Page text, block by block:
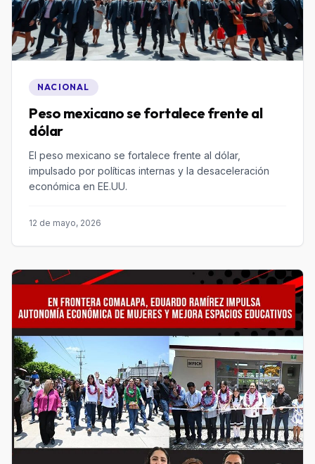
NACIONAL
Peso mexicano se fortalece frente al
dólar
El peso mexicano se fortalece frente al dólar,
impulsado por políticas internas y la desaceleración
económica en EE.UU.
12 de mayo, 2026